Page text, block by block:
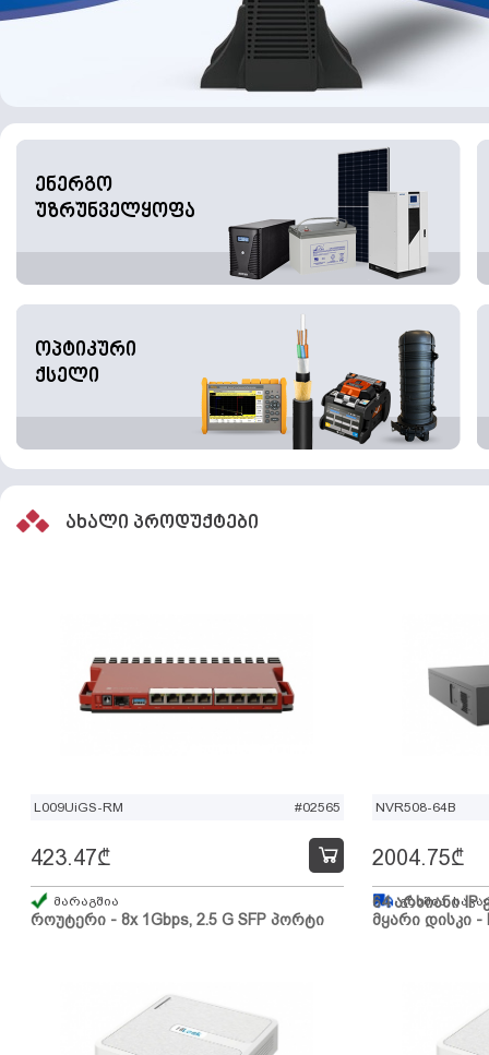
ენერგო
უზრუნველყოფა
ოპტიკური
ქსელი
ახალი პროდუქტები
L009UiGS-RM #02565
როუტერი - 8x 1Gbps, 2.5 G SFP პორტი
423.47₾
მარაგშია
NVR508-64B
64 არხიანი IP
მყარი დისკი -
2004.75₾
გზაშია,